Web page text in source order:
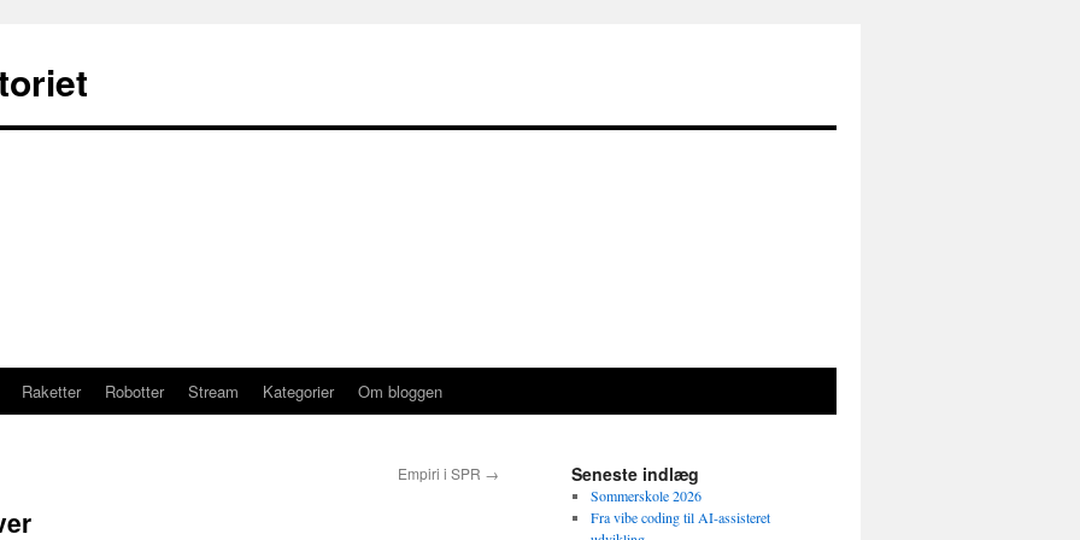
Raketter Robotter Stream Kategorier Om bloggen
Empiri i SPR → Seneste indlæg
Sommerskole 2026
Fra vibe coding til AI-assisteret